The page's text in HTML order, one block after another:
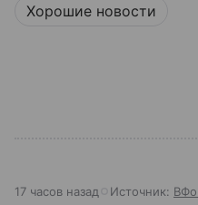
Хорошие новости
17 часов назад Источник: